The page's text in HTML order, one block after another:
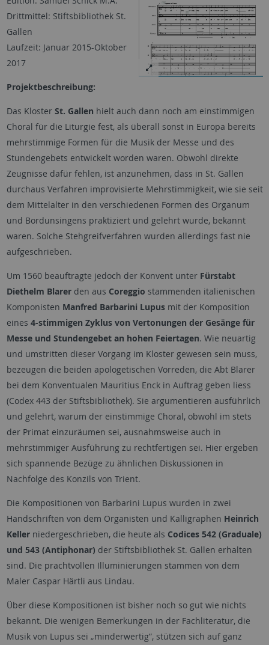
Drittmittel: Stiftsbibliothek St.
Gallen
Laufzeit: Januar 2015-Oktober
2017
Projektbeschreibung:
Das Kloster St. Gallen hielt auch dann noch am einstimmigen
Choral für die Liturgie fest, als überall sonst in Europa bereits
mehrstimmige Formen für die Musik der Messe und des
Stundengebets entwickelt worden waren. Obwohl direkte
Zeugnisse dafür fehlen, ist anzunehmen, dass in St. Gallen
durchaus Verfahren improvisierte Mehrstimmigkeit, wie sie seit
dem Mittelalter in den verschiedenen Formen des Organum
und Bordunsingens praktiziert und gelehrt wurde, bekannt
waren. Solche Stehgreifverfahren wurden allerdings fast nie
aufgeschrieben.
Um 1560 beauftragte jedoch der Konvent unter Fürstabt
Diethelm Blarerden aus Coreggio stammenden italienischen
Komponisten Manfred Barbarini Lupusmit der Komposition
eines 4-stimmigen Zyklus von Vertonungen der Gesänge für
Messe und Stundengebet an hohen Feiertagen. Wie neuartig
und umstritten dieser Vorgang im Kloster gewesen sein muss,
bezeugen die beiden apologetischen Vorreden, die Abt Blarer
bei dem Konventualen Mauritius Enck in Auftrag geben liess
(Codex 443 der Stiftsbibliothek). Sie argumentieren ausführlich
und gelehrt, warum der einstimmige Choral, obwohl im stets
der Primat einzuräumen sei, ausnahmsweise auch in
mehrstimmiger Ausführung zu rechtfertigen sei. Hier ergeben
sich spannende Bezüge zu ähnlichen Diskussionen in
Nachfolge des Konzils von Trient.
Die Kompositionen von Barbarini Lupus wurden in zwei
Handschriften von dem Organisten und Kalligraphen Heinrich
Kellerniedergeschrieben, die heute als Codices 542 (Graduale)
und 543 (Antiphonar) der Stiftsbibliothek St. Gallen erhalten
sind. Die prachtvollen Illuminierungen stammen von dem
Maler Caspar Härtli aus Lindau.
Über diese Kompositionen ist bisher noch so gut wie nichts
bekannt. Die wenigen Bemerkungen in der Fachliteratur, die
Musik von Lupus sei „minderwertig“, stützen sich auf ganz